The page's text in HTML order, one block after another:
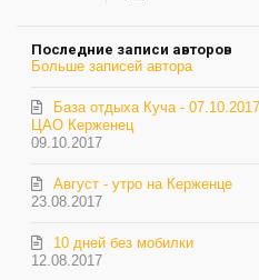
автора
Последние записи авторов
Больше записей автора
09.10.2017
База отдыха Куча -
ЦАО Керженец
23.08.2017
Август - утро на Керженце
12.08.2017
10 дней без мобилки